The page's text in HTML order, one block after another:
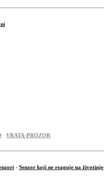
VRATA-PROZOR
- Senzor koji ne reaguje na životinje